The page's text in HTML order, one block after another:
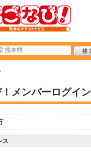
メンバーログイン
ス